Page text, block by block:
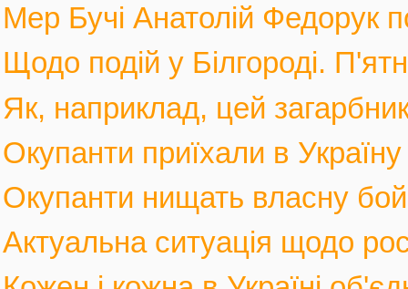
Мер Бучі Анатолій Федорук
Щодо подій у Білгороді.
Як, наприклад, цей
Окупанти приїхали в
Окупанти нищать власну
Актуальна ситуація щодо